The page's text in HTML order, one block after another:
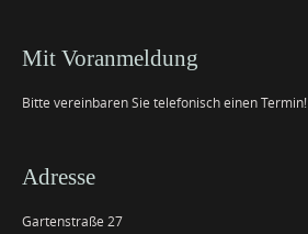
Mit Voranmeldung
Bitte vereinbaren Sie telefonisch einen Termin!
Adresse
Gartenstraße 27